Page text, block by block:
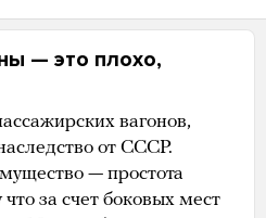
— это плохо,
вагонов,
от СССР.
— простота
за счет боковых мест